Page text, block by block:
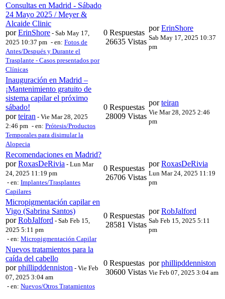
Consultas en Madrid - Sábado
24 Mayo 2025 / Meyer &
Alcaide Clinic
porErinShore - Sab May 17,
2025 10:37 pm - en: Fotos de
Antes/Después y Durante el
Trasplante - Casos presentados por
Clínicas
0 Respuestas
26635 Vistas
porErinShore
Sab May 17, 2025 10:37
pm
Inauguración en Madrid –
¡Mantenimiento gratuito de
sistema capilar el próximo
sábado!
porteiran - Vie Mar 28, 2025
2:46 pm - en: Prótesis/Productos
Temporales para disimular la
Alopecia
0 Respuestas
28009 Vistas
porteiran
Vie Mar 28, 2025 2:46
pm
Recomendaciones en Madrid?
porRoxasDeRivia - Lun Mar
24, 2025 11:19 pm
- en: Implantes/Trasplantes
Capilares
0 Respuestas
26706 Vistas
porRoxasDeRivia
Lun Mar 24, 2025 11:19
pm
Micropigmentación capilar en
Vigo (Sabrina Santos)
porRobJalford - Sab Feb 15,
2025 5:11 pm
- en: Micropigmentación Capilar
0 Respuestas
28581 Vistas
porRobJalford
Sab Feb 15, 2025 5:11
pm
Nuevos tratamientos para la
caída del cabello
porphillipddenniston - Vie Feb
07, 2025 3:04 am
- en: Nuevos/Otros Tratamientos
0 Respuestas
30600 Vistas
porphillipddenniston
Vie Feb 07, 2025 3:04 am